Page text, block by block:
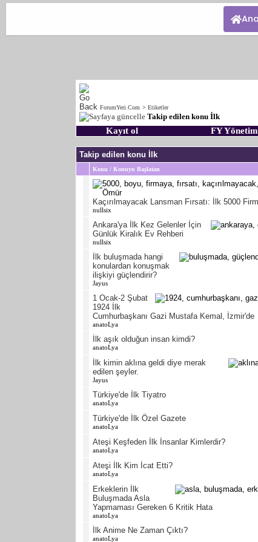
ForumYeri.Com >Etiketler
Takip edilen konu İlk
Kayıt ol FY Yönetim
Takip edilen konu İlk
Konu / Konuyu Başlatan
Kaçırılmayacak Lansman Fırsatı: İlk 5000
nullsix
Ankara'ya İlk Kez Gelenler İçin
Günlük Kiralık Ev Rehberi
nullsix
İlk buluşmada hangi
konulardan konuşmak
ilişkiyi güçlendirir?
Jayus
1 Ocak-2 Şubat
1924 İlk
Cumhurbaşkanı Gazi Mustafa Kemal, İzmir'de
anatoLya
İlk aşık olduğun insan kimdi?
anatoLya
İlk kimin aklına geldi diye merak
edilen şeyler.
Jayus
Türkiye'de İlk Tiyatro
anatoLya
Türkiye'de İlk Özel Gazete
anatoLya
Ateşi Keşfeden İlk İnsanlar Kimlerdir?
anatoLya
Ateşi İlk Kim İcat Etti?
anatoLya
Erkeklerin İlk
Buluşmada Asla
Yapmaması Gereken 6 Kritik Hata
anatoLya
İlk Anime Ne Zaman Çıktı?
anatoLya